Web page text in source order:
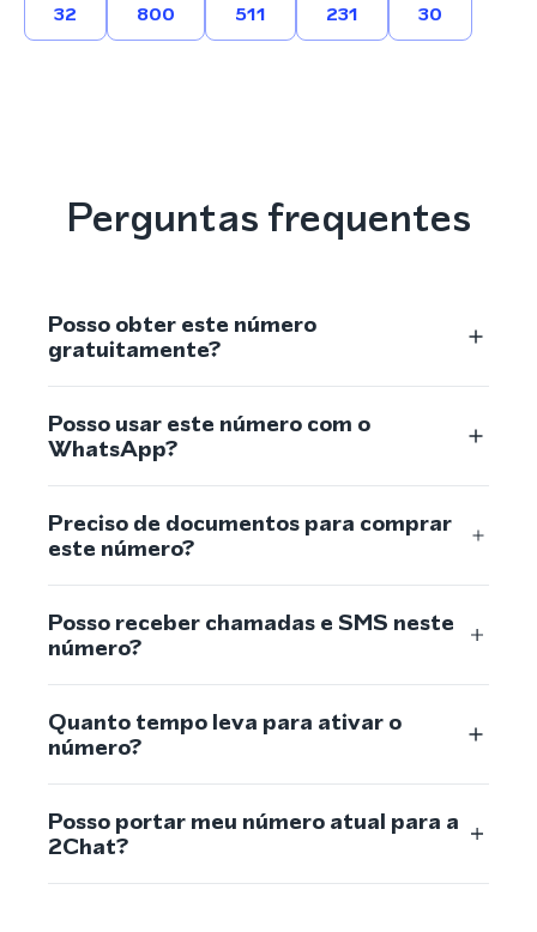
32 800 511 231 30
Perguntas frequentes
Posso obter este número
gratuitamente?
Posso usar este número com o
WhatsApp?
Preciso de documentos para comprar
este número?
Posso receber chamadas e SMS neste
número?
Quanto tempo leva para ativar o
número?
Posso portar meu número atual para a
2Chat?